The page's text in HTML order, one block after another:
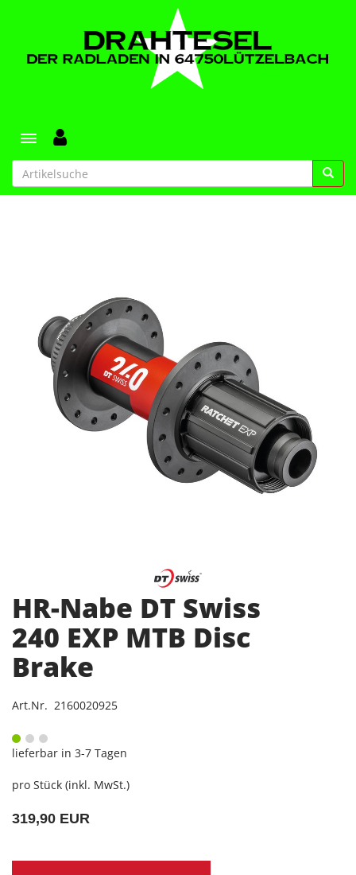
Toggle navigation
HR-Nabe DT Swiss
240 EXP MTB Disc
Brake
Art.Nr. 2160020925
lieferbar in 3-7 Tagen
pro Stück (inkl. MwSt.)
319,90 EUR